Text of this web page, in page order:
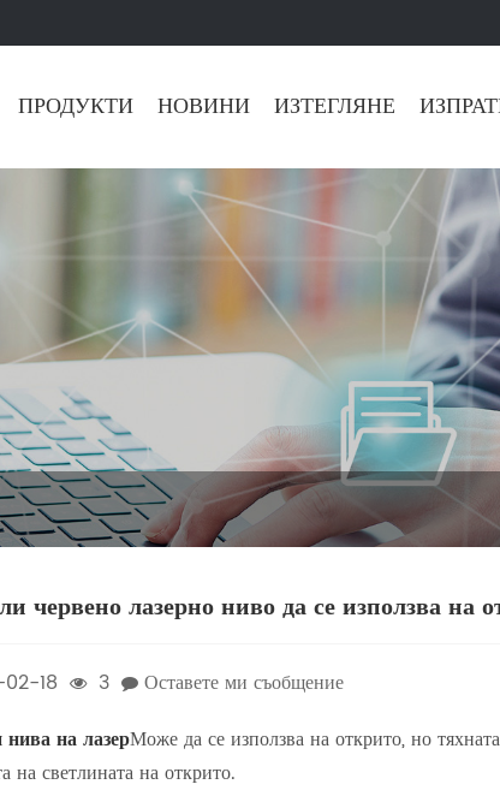
ПРОДУКТИ НОВИНИ ИЗТЕГЛЯНЕ
червено лазерно ниво да се използва на
18 3
Оставете ми съобщение
на лазерМоже да се използва на открито, но
на светлината на открито.